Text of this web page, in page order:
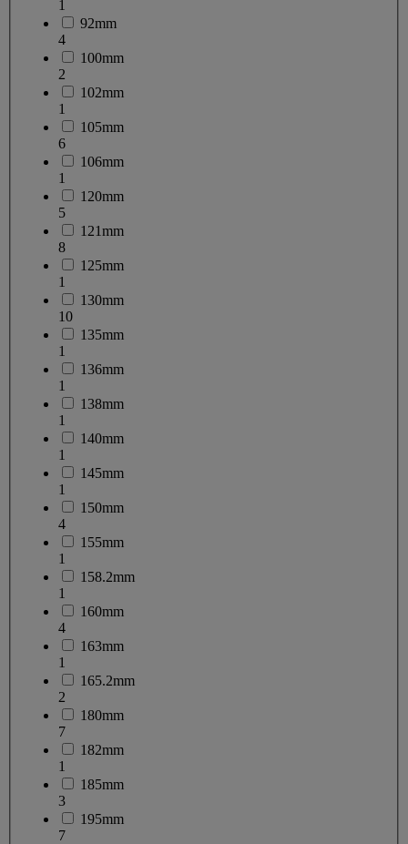
1
92mm
4
100mm
2
102mm
1
105mm
6
106mm
1
120mm
5
121mm
8
125mm
1
130mm
10
135mm
1
136mm
1
138mm
1
140mm
1
145mm
1
150mm
4
155mm
1
158.2mm
1
160mm
4
163mm
1
165.2mm
2
180mm
7
182mm
1
185mm
3
195mm
7